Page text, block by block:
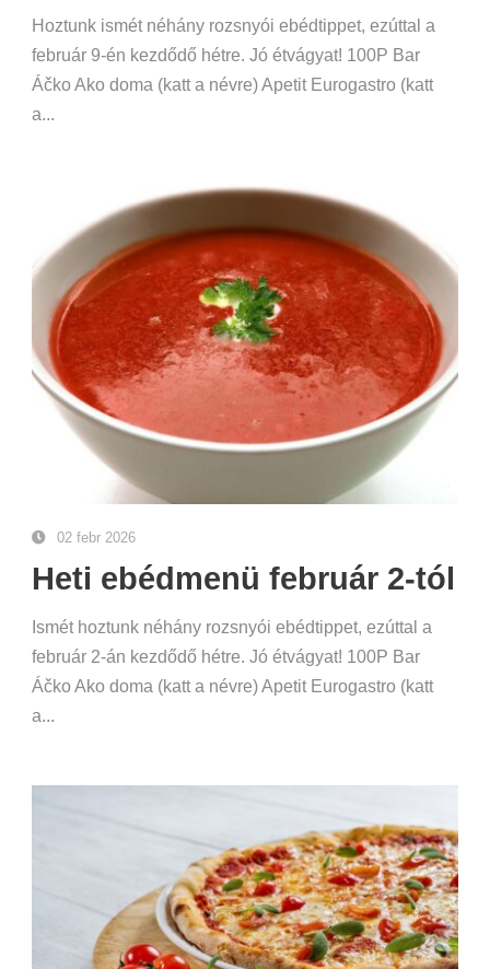
Hoztunk ismét néhány rozsnyói ebédtippet, ezúttal a
február 9-én kezdődő hétre. Jó étvágyat! 100P Bar
Áčko Ako doma (katt a névre) Apetit Eurogastro (katt
a...
02 febr 2026
Heti ebédmenü február 2-tól
Ismét hoztunk néhány rozsnyói ebédtippet, ezúttal a
február 2-án kezdődő hétre. Jó étvágyat! 100P Bar
Áčko Ako doma (katt a névre) Apetit Eurogastro (katt
a...